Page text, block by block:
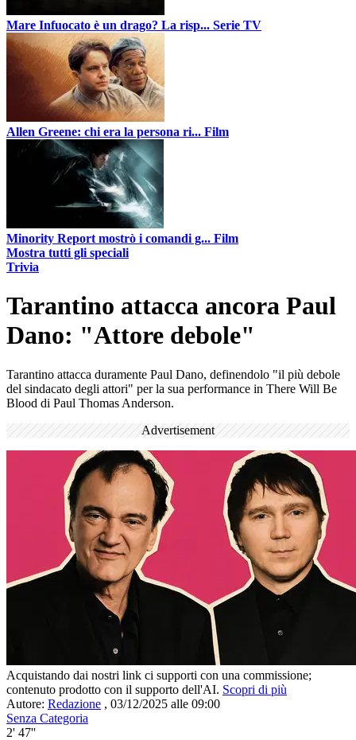
Mare Infuocato è un drago? La risp... Serie TV
Allen Greene: chi era la persona ri... Film
Minority Report mostrò i comandi g... Film
Mostra tutti gli speciali
Trivia
Tarantino attacca ancora Paul
Dano: "Attore debole"
Tarantino attacca duramente Paul Dano, definendolo "il più debole
del sindacato degli attori" per la sua performance in There Will Be
Blood di Paul Thomas Anderson.
Advertisement
Acquistando dai nostri link ci supporti con una commissione;
contenuto prodotto con il supporto dell'AI. Scopri di più
Autore: Redazione , 03/12/2025 alle 09:00
Senza Categoria
2' 47''